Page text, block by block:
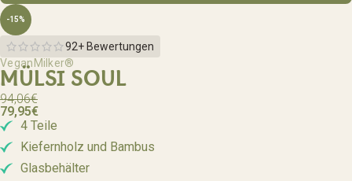
-15%
92+ Bewertungen
VeganMilker®
MÜLSI SOUL
94,06€
79,95€
4 Teile
Kiefernholz und Bambus
Glasbehälter